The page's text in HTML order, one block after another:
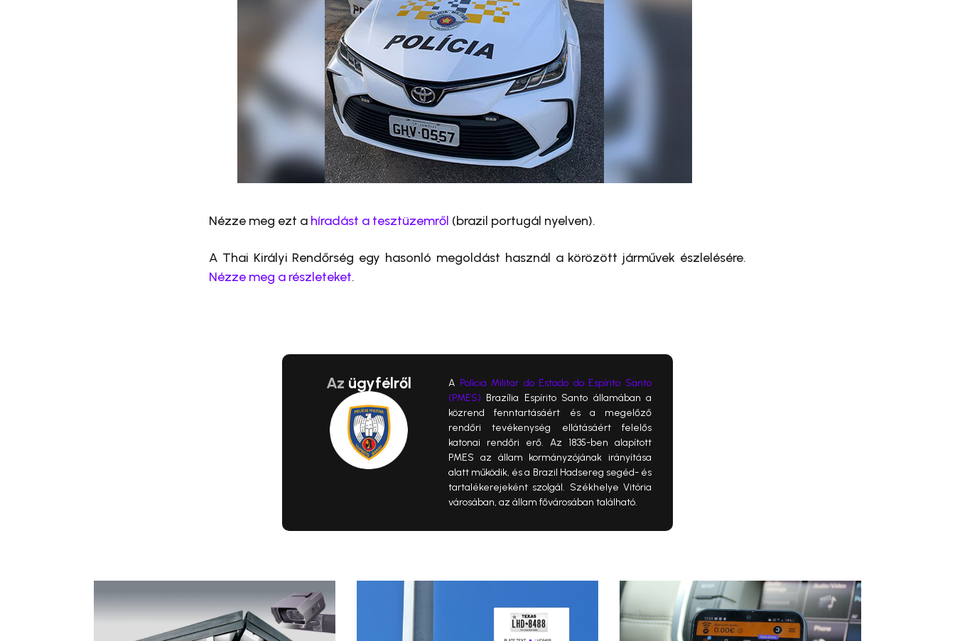
Nézze meg ezt a híradást a tesztüzemről (brazil portugál nyelven).
A Thai Királyi Rendőrség egy hasonló megoldást használ a körözött járművek észlelésére.
Nézze meg a részleteket.
Az ügyfélről A Polícia Militar do Estado do Espírito Santo
(PMES) Brazília Espírito Santo államában a
közrend fenntartásáért és a megelőző
rendőri tevékenység ellátásáért felelős
katonai rendőri erő. Az 1835-ben alapított
PMES az állam kormányzójának irányítása
alatt működik, és a Brazil Hadsereg segéd- és
tartalékerejeként szolgál. Székhelye Vitória
városában, az állam fővárosában található.